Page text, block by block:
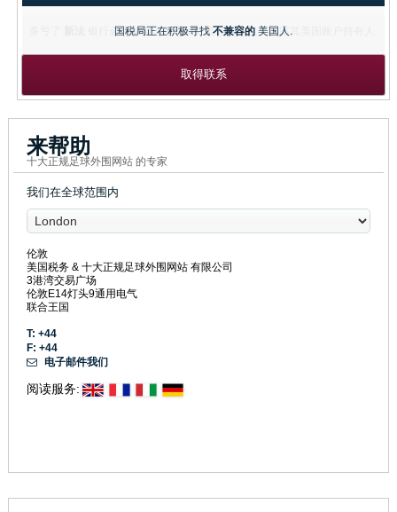
国税局正在积极寻找 不兼容的 美国人.
取得联系
来帮助
十大正规足球外围网站 的专家
我们在全球范围内
伦敦
美国税务 & 十大正规足球外围网站 有限公司
3港湾交易广场
伦敦E14灯头9通用电气
联合王国
T: +44
F: +44
电子邮件我们
阅读服务: